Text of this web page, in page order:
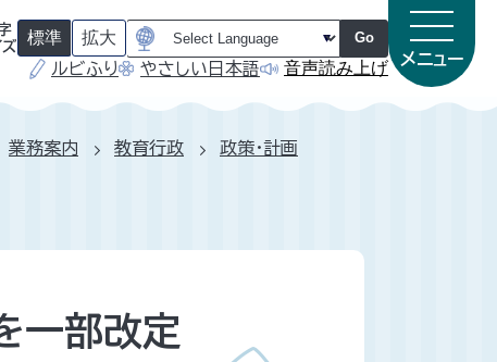
ズ
標準
（
期
態
）
拡大
（
期
態
）
Go
ルビふり やさしい日本語 音声読み上げ メニュー
業務案内 教育行政
政策・計画
一部改定